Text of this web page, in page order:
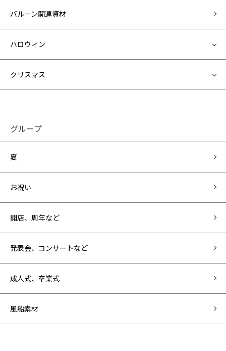
バルーン関連資材
ハロウィン
クリスマス
グループ
夏
お祝い
開店、周年など
発表会、コンサートなど
成人式、卒業式
風船素材